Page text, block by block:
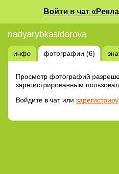
Войти в чат
nadyarybkasidorova
инфо фотографии (6)
Просмотр фотографий
зарегистрированным
Войдите в чат или